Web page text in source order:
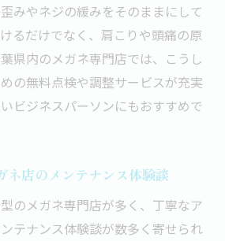
パッドズレが目の疲れを引き起
傾きが頭の重さに与える影響と
両眼バランスを整える重要性
ネ生活のためのフレーム点検ポ
みやネジの緩みをそのままにして
るだけでなく、肩こりや頭痛の原
県内のメガネ専門店では、こうし
の無料点検や調整サービスが充実
ビジネスパーソンにもおすすめで
ネ店のメンテナンス体験談
のメガネ専門店が多く、丁寧なア
テナンス体験談が数多く寄せられ